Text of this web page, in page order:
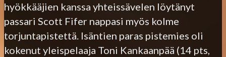
hyökkääjien kanssa yhteissävelen löytänyt
passari Scott Fifer nappasi myös kolme
torjuntapistettä. Isäntien paras pistemies oli
kokenut yleispelaaja Toni Kankaanpää (14 pts,